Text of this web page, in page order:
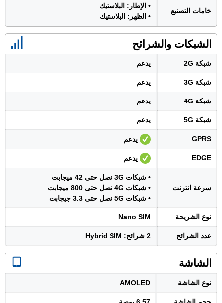
خامات التصنيع
• الإطار: البلاستيك
• الظهر: البلاستيك
الشبكات والشرائح
شبكة 2G يدعم
شبكة 3G يدعم
شبكة 4G يدعم
شبكة 5G يدعم
GPRS يدعم
EDGE يدعم
سرعة انترنت
• شبكات 3G تصل حتى 42 ميجابت
• شبكات 4G تصل حتى 800 ميجابت
• شبكات 5G تصل حتى 3.3 جيجابت
نوع الشريحة Nano SIM
عدد الشرائح 2 شرائح: Hybrid SIM
الشاشة
نوع الشاشة AMOLED